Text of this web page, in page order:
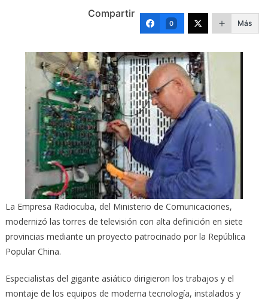
Compartir
0 Más
La Empresa Radiocuba, del Ministerio de Comunicaciones,
modernizó las torres de televisión con alta definición en siete
provincias mediante un proyecto patrocinado por la República
Popular China.
Especialistas del gigante asiático dirigieron los trabajos y el
montaje de los equipos de moderna tecnología, instalados y